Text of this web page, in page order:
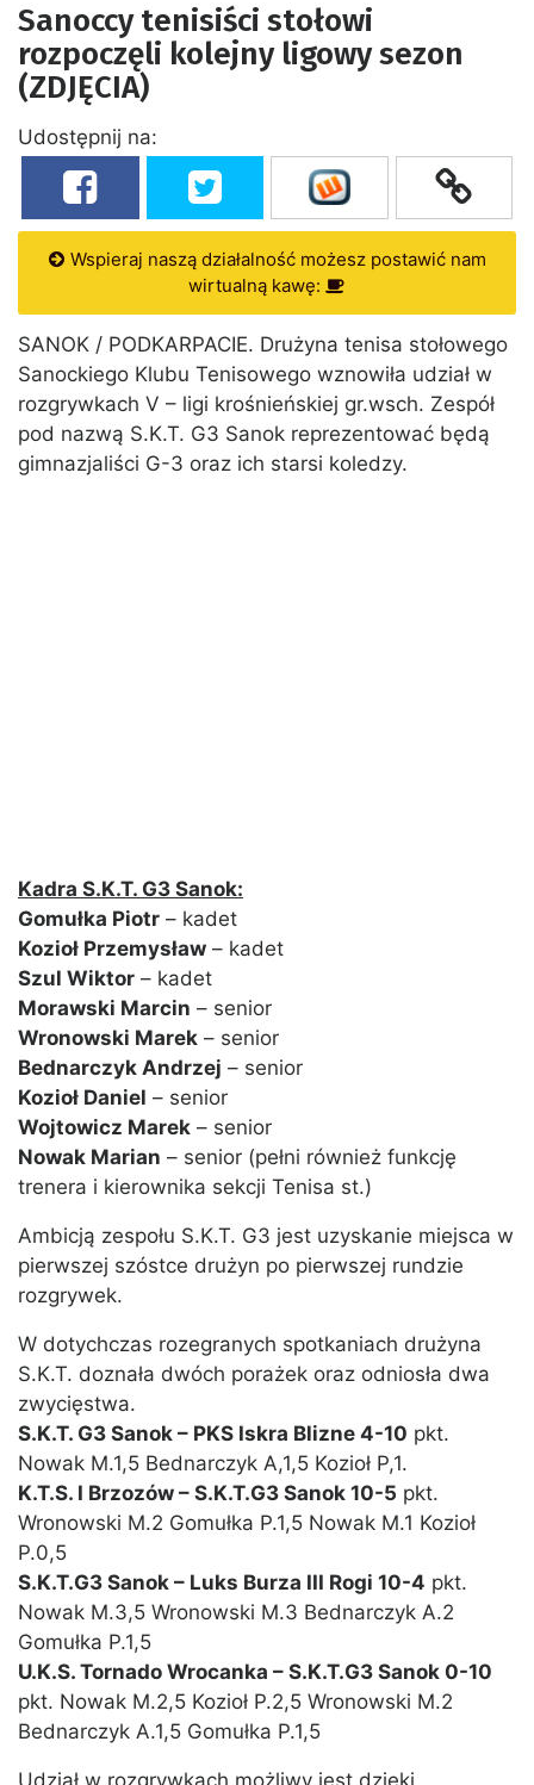
Sanoccy tenisiści stołowi
rozpoczęli kolejny ligowy sezon
(ZDJĘCIA)
Udostępnij na:
Wspieraj naszą działalność możesz postawić nam
wirtualną kawę:
SANOK / PODKARPACIE. Drużyna tenisa stołowego
Sanockiego Klubu Tenisowego wznowiła udział w
rozgrywkach V – ligi krośnieńskiej gr.wsch. Zespół
pod nazwą S.K.T. G3 Sanok reprezentować będą
gimnazjaliści G-3 oraz ich starsi koledzy.
Kadra S.K.T. G3 Sanok:
Gomułka Piotr – kadet
Kozioł Przemysław – kadet
Szul Wiktor – kadet
Morawski Marcin – senior
Wronowski Marek – senior
Bednarczyk Andrzej – senior
Kozioł Daniel – senior
Wojtowicz Marek – senior
Nowak Marian – senior (pełni również funkcję
trenera i kierownika sekcji Tenisa st.)
Ambicją zespołu S.K.T. G3 jest uzyskanie miejsca w
pierwszej szóstce drużyn po pierwszej rundzie
rozgrywek.
W dotychczas rozegranych spotkaniach drużyna
S.K.T. doznała dwóch porażek oraz odniosła dwa
zwycięstwa.
S.K.T. G3 Sanok – PKS Iskra Blizne 4-10 pkt.
Nowak M.1,5 Bednarczyk A,1,5 Kozioł P,1.
K.T.S. I Brzozów – S.K.T.G3 Sanok 10-5 pkt.
Wronowski M.2 Gomułka P.1,5 Nowak M.1 Kozioł
P.0,5
S.K.T.G3 Sanok – Luks Burza III Rogi 10-4 pkt.
Nowak M.3,5 Wronowski M.3 Bednarczyk A.2
Gomułka P.1,5
U.K.S. Tornado Wrocanka – S.K.T.G3 Sanok 0-10
pkt. Nowak M.2,5 Kozioł P.2,5 Wronowski M.2
Bednarczyk A.1,5 Gomułka P.1,5